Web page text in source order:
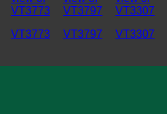
VT3773 VT3797 VT3307